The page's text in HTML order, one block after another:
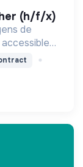
(h/f/x)
de
des